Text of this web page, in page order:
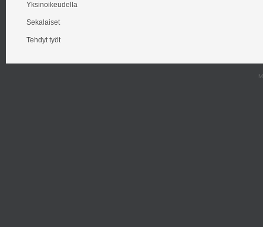
Yksinoikeudella
Sekalaiset
Tehdyt työt